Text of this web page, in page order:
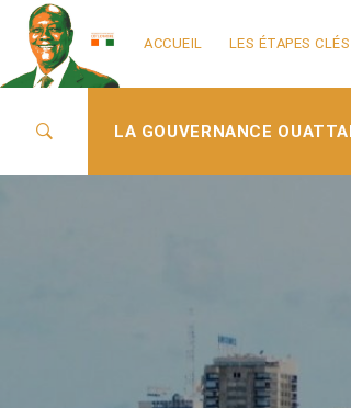
ACCUEIL LES ÉTAPES
LA GOUVERNANCE